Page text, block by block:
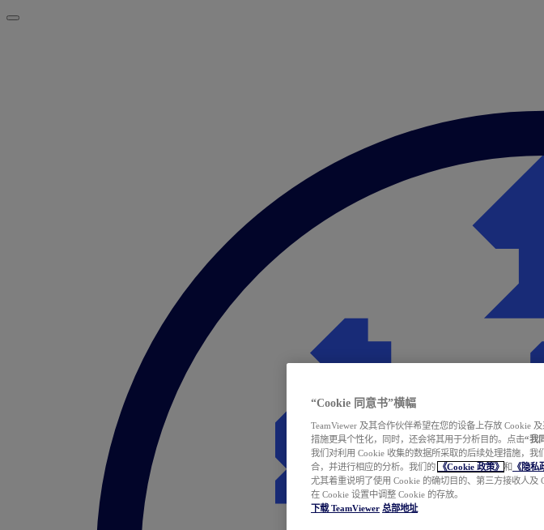
“Cookie 同意书”横幅
TeamViewer 及其合作伙伴希望在您的设备上存放 Cookie
措施更具个性化，同时，还会将其用于分析目的。点击“我
我们对利用 Cookie 收集的数据所采取的后续处理措施，
合，并进行相应的分析。我们的
《Cookie 政策》 和 《隐私
尤其着重说明了使用 Cookie 的确切目的、第三方接收人
在 Cookie 设置中调整 Cookie 的存放。
下载 TeamViewer 总部地址